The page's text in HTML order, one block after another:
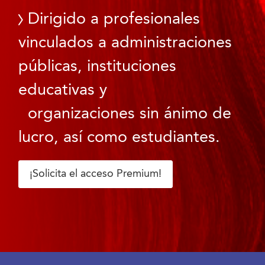
Dirigido a profesionales
vinculados a administraciones
públicas, instituciones
educativas y
organizaciones sin ánimo de
lucro, así como estudiantes.
¡Solicita el acceso Premium!